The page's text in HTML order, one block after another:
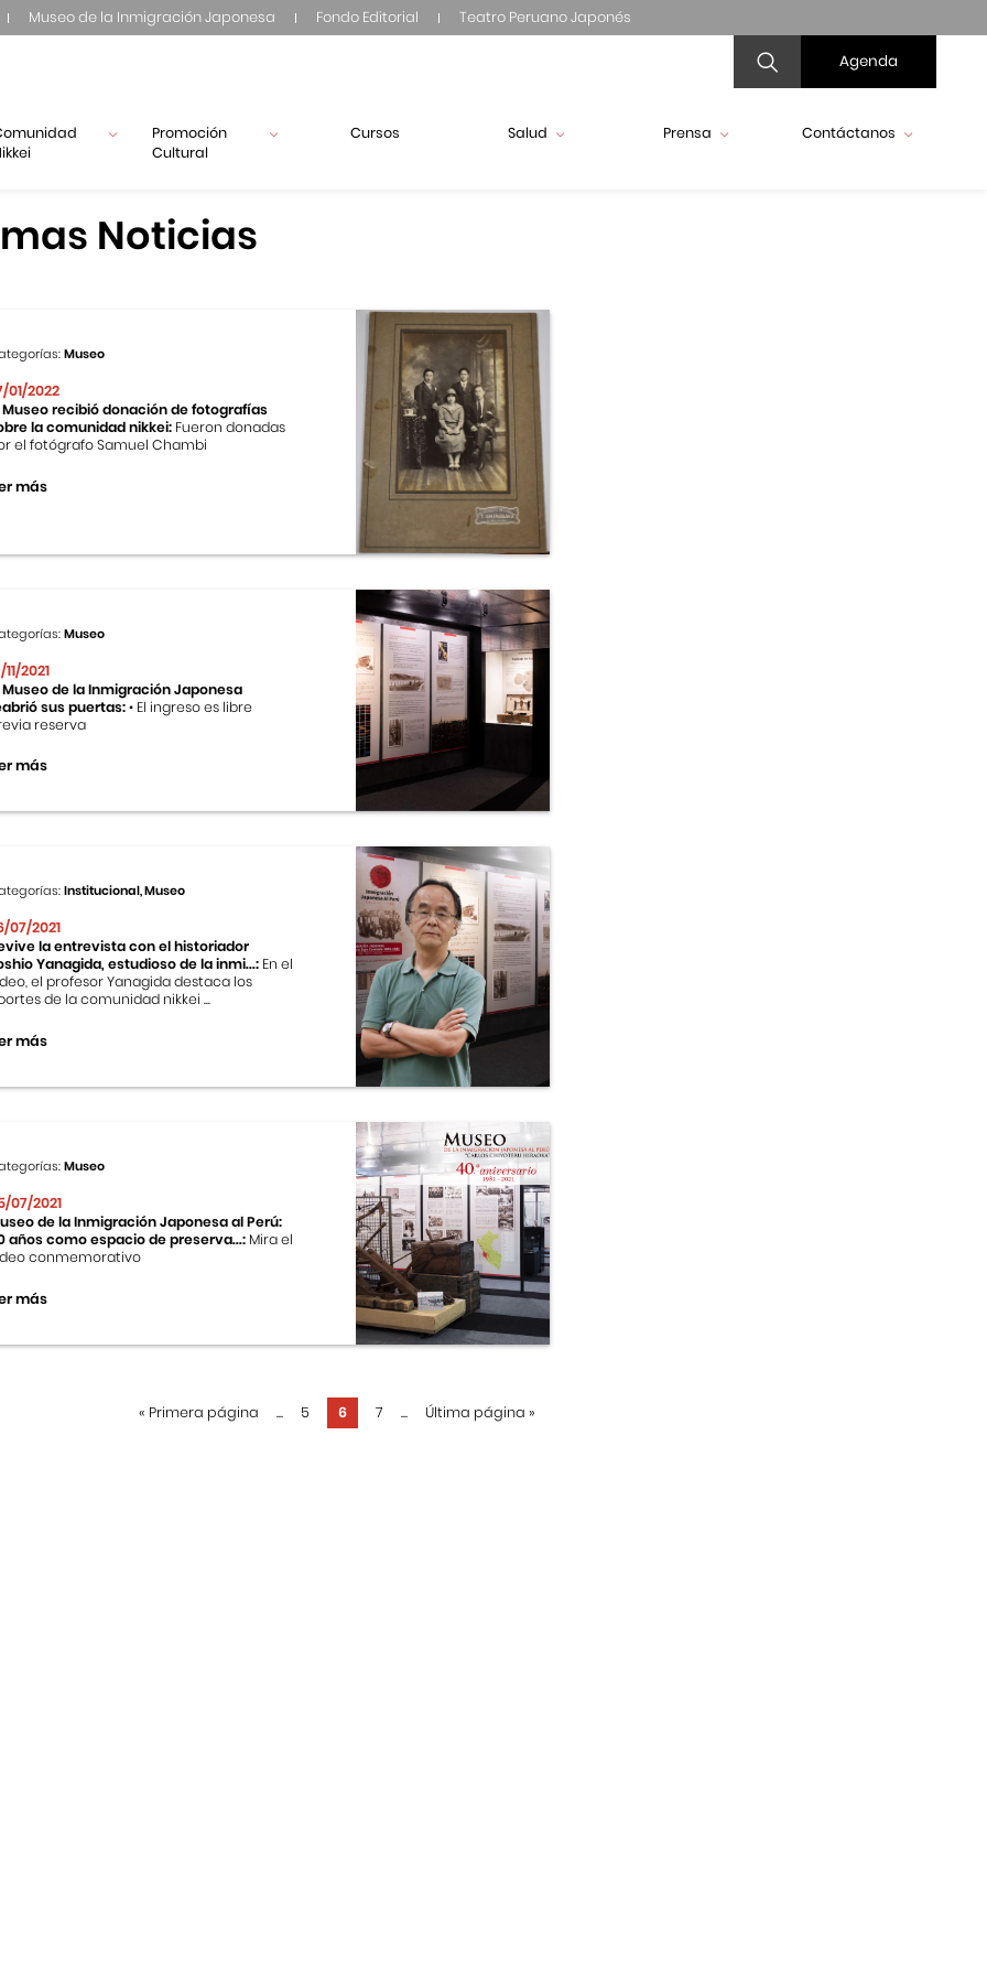
Museo de la Inmigración Japonesa Fondo Editorial Teatro Peruano Japonés
Agenda
Promoción
Cultural
Cursos Salud Prensa Contáctanos
Noticias
Museo
01/2022
Museo recibió donación de fotografías
la comunidad nikkei: Fueron donadas
el fotógrafo Samuel Chambi
más
Museo
11/2021
Museo de la Inmigración Japonesa
sus puertas:• El ingreso es libre
reserva
más
Institucional, Museo
07/2021
la entrevista con el historiador
Yanagida, estudioso de la inmi...: En el
el profesor Yanagida destaca los
de la comunidad nikkei ...
más
Museo
07/2021
de la Inmigración Japonesa al Perú:
años como espacio de preserva...: Mira el
conmemorativo
más
« Primera página ... 5 6 7 ... Última página »